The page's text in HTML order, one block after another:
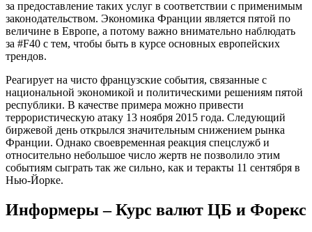
за предоставление таких услуг в соответствии с применимым
законодательством. Экономика Франции является пятой по
величине в Европе, а потому важно внимательно наблюдать
за #F40 с тем, чтобы быть в курсе основных европейских
трендов.
Реагирует на чисто французские события, связанные с
национальной экономикой и политическими решениям пятой
республики. В качестве примера можно привести
террористическую атаку 13 ноября 2015 года. Следующий
биржевой день открылся значительным снижением рынка
Франции. Однако своевременная реакция спецслужб и
относительно небольшое число жертв не позволило этим
событиям сыграть так же сильно, как и теракты 11 сентября в
Нью-Йорке.
Информеры – Курс валют ЦБ и Форекс